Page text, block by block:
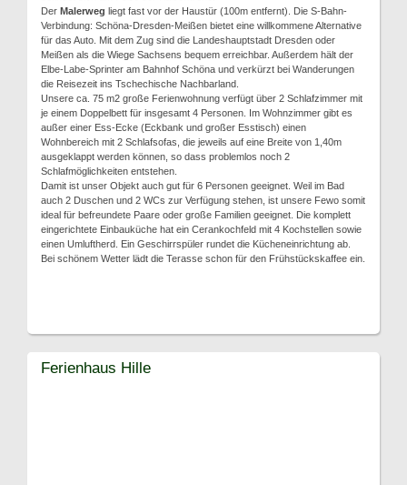
Der Malerweg liegt fast vor der Haustür (100m entfernt). Die S-Bahn-
Verbindung: Schöna-Dresden-Meißen bietet eine willkommene Alternative
für das Auto. Mit dem Zug sind die Landeshauptstadt Dresden oder
Meißen als die Wiege Sachsens bequem erreichbar. Außerdem hält der
Elbe-Labe-Sprinter am Bahnhof Schöna und verkürzt bei Wanderungen
die Reisezeit ins Tschechische Nachbarland.
Unsere ca. 75 m2 große Ferienwohnung verfügt über 2 Schlafzimmer mit
je einem Doppelbett für insgesamt 4 Personen. Im Wohnzimmer gibt es
außer einer Ess-Ecke (Eckbank und großer Esstisch) einen
Wohnbereich mit 2 Schlafsofas, die jeweils auf eine Breite von 1,40m
ausgeklappt werden können, so dass problemlos noch 2
Schlafmöglichkeiten entstehen.
Damit ist unser Objekt auch gut für 6 Personen geeignet. Weil im Bad
auch 2 Duschen und 2 WCs zur Verfügung stehen, ist unsere Fewo somit
ideal für befreundete Paare oder große Familien geeignet. Die komplett
eingerichtete Einbauküche hat ein Cerankochfeld mit 4 Kochstellen sowie
einen Umluftherd. Ein Geschirrspüler rundet die Kücheneinrichtung ab.
Bei schönem Wetter lädt die Terasse schon für den Frühstückskaffee ein.
Ferienhaus Hille